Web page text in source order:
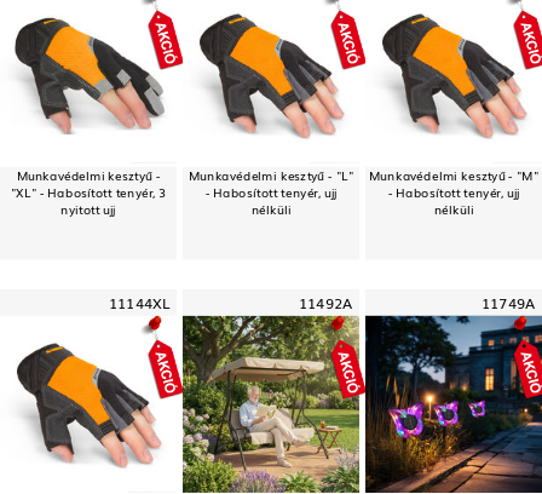
Munkavédelmi kesztyű -
"XL" - Habosított tenyér, 3
nyitott ujj
Munkavédelmi kesztyű - "L"
- Habosított tenyér, ujj
nélküli
Munkavédelmi kesztyű - "M"
- Habosított tenyér, ujj
nélküli
11144XL 11492A 11749A